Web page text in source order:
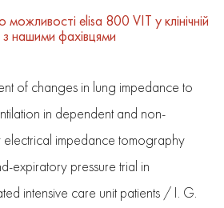
можливості elisa 800 VIT у клінічній
з нашими фахівцями
of changes in lung impedance to
in dependent and non-
impedance tomography
expiratory pressure trial in
intensive care unit patients / I. G.